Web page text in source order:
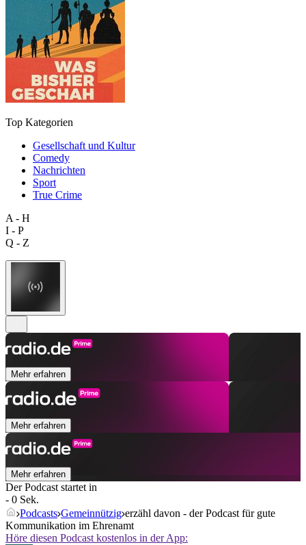
Top Kategorien
Gesellschaft und Kultur
Comedy
Nachrichten
Sport
True Crime
A - H
I - P
Q - Z
Mehr erfahren
Mehr erfahren
Mehr erfahren
Der Podcast startet in
- 0 Sek.
Podcasts Gemeinnützig erzähl davon - der Podcast für gute
Kommunikation im Ehrenamt
Höre diesen Podcast kostenlos in der App: